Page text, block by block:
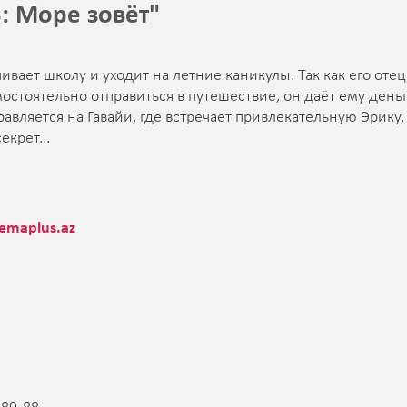
Море зовёт"
школу и уходит на летние каникулы. Так как его отец
отправиться в путешествие, он даёт ему
на Гавайи, где встречает привлекательную Эрику,